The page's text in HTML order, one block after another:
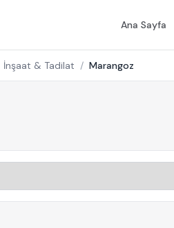
Ana Sayfa
İnşaat & Tadilat / Marangoz